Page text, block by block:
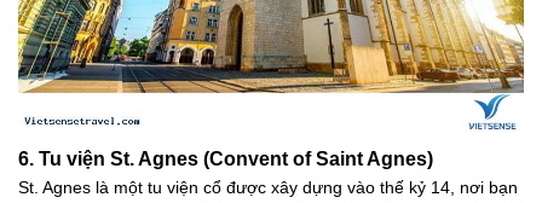
6. Tu viện St. Agnes (Convent of Saint Agnes)
St. Agnes là một tu viện cổ được xây dựng vào thế kỷ 14, nơi bạn